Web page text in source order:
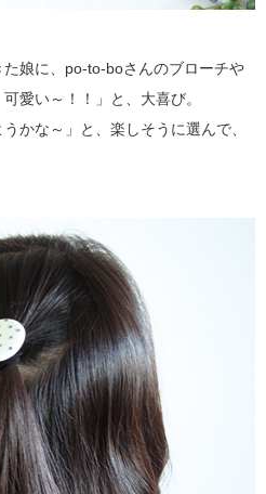
娘に、po-to-boさんのブローチや
愛い～！！」と、大喜び。
かな～」と、楽しそうに選んで、